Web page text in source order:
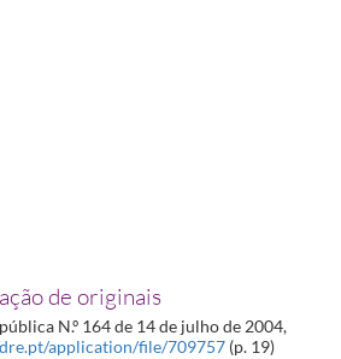
de originais
N.º 164 de 14 de julho de 2004,
application/file/709757(p. 19)